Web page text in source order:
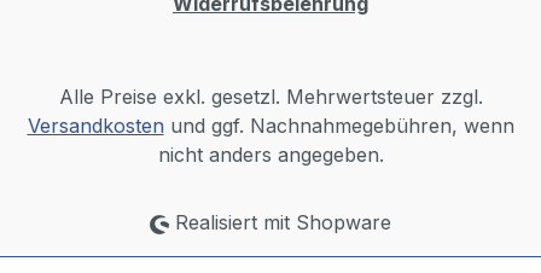
Alle Preise exkl. gesetzl. Mehrwertsteuer zzgl.
Versandkosten und ggf. Nachnahmegebühren, wenn
nicht anders angegeben.
Realisiert mit Shopware